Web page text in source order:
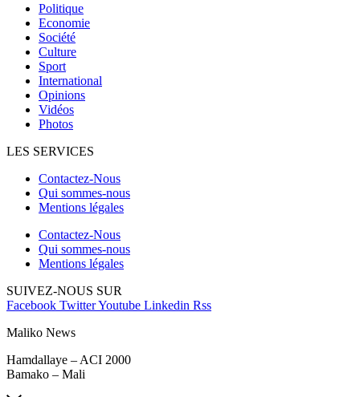
Politique
Economie
Société
Culture
Sport
International
Opinions
Vidéos
Photos
LES SERVICES
Contactez-Nous
Qui sommes-nous
Mentions légales
Contactez-Nous
Qui sommes-nous
Mentions légales
SUIVEZ-NOUS SUR
Facebook TwitterYoutube Linkedin Rss
Maliko News
Hamdallaye – ACI 2000
Bamako – Mali